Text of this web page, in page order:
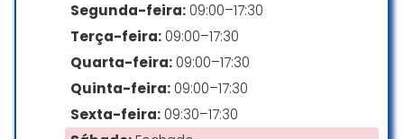
desejado .
Agradeço pela atenção prestada.
Adriana Nogueira
Segunda-feira: 09:00–17:30
Terça-feira: 09:00–17:30
Quarta-feira: 09:00–17:30
Quinta-feira: 09:00–17:30
Sexta-feira: 09:30–17:30